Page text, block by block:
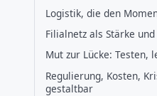
Logistik, die den
Filialnetz als Stärke
Mut zur Lücke: Testen,
Regulierung, Kosten,
gestaltbar